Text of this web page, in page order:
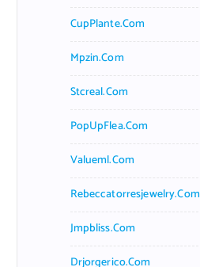
CupPlante.com
Mpzin.com
Stcreal.com
PopUpFlea.com
Valueml.com
Rebeccatorresjewelry.com
Jmpbliss.com
Drjorgerico.com